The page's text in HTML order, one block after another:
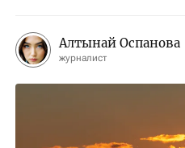
Алтынай Оспанова
журналист